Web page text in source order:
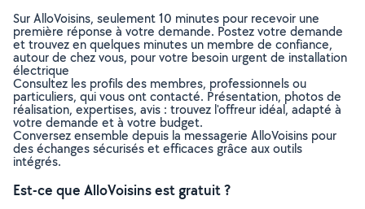
Sur AlloVoisins, seulement 10 minutes pour recevoir une
première réponse à votre demande. Postez votre demande
et trouvez en quelques minutes un membre de confiance,
autour de chez vous, pour votre besoin urgent de installation
électrique
Consultez les profils des membres, professionnels ou
particuliers, qui vous ont contacté. Présentation, photos de
réalisation, expertises, avis : trouvez l'offreur idéal, adapté à
votre demande et à votre budget.
Conversez ensemble depuis la messagerie AlloVoisins pour
des échanges sécurisés et efficaces grâce aux outils
intégrés.
Est-ce que AlloVoisins est gratuit ?